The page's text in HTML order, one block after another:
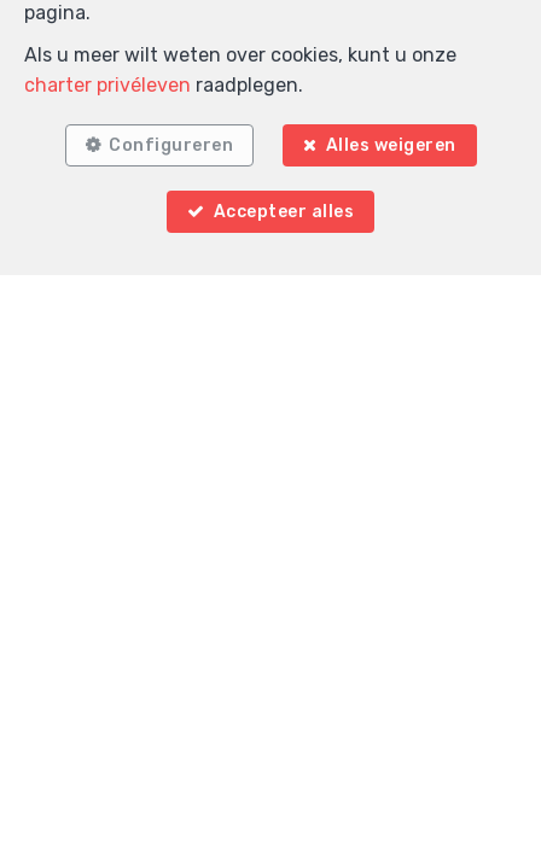
Zoek op de kaart
pagina.
Als u meer wilt weten over cookies, kunt u onze
charter privéleven raadplegen.
Configureren Alles weigeren
Accepteer alles